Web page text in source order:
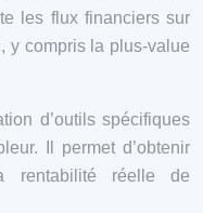
les flux financiers sur
y compris la plus-value
d’outils spécifiques
Il permet d’obtenir
réelle de